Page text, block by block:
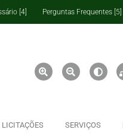
[4] Perguntas Frequentes [5]
LICITAÇÕES SERVIÇOS